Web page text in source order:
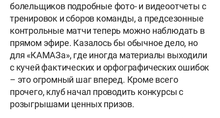
болельщиков подробные фото- и видеоотчеты с
тренировок и сборов команды, а предсезонные
контрольные матчи теперь можно наблюдать в
прямом эфире. Казалось бы обычное дело, но
для «КАМАЗа», где иногда материалы выходили
с кучей фактических и орфографических ошибок
– это огромный шаг вперед. Кроме всего
прочего, клуб начал проводить конкурсы с
розыгрышами ценных призов.